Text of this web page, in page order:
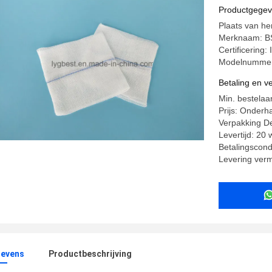
Plaats van
Merknaam:
Certificering:
Betaling en
Min.
Prijs:
Verpakking
Levertijd: 20
Levering
Productbeschrijving